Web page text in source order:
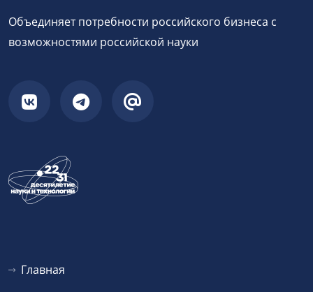
Объединяет потребности российского бизнеса с
возможностями российской науки
Главная